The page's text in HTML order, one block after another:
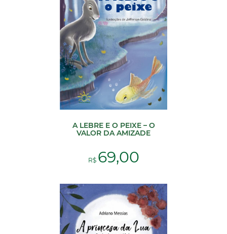
A LEBRE E O PEIXE – O
VALOR DA AMIZADE
R$ 69,00